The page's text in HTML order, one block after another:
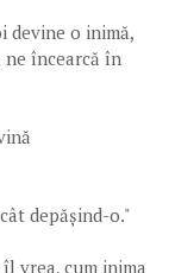
devine o inimă,
încearcă în
depășind-o."
vrea, cum inima